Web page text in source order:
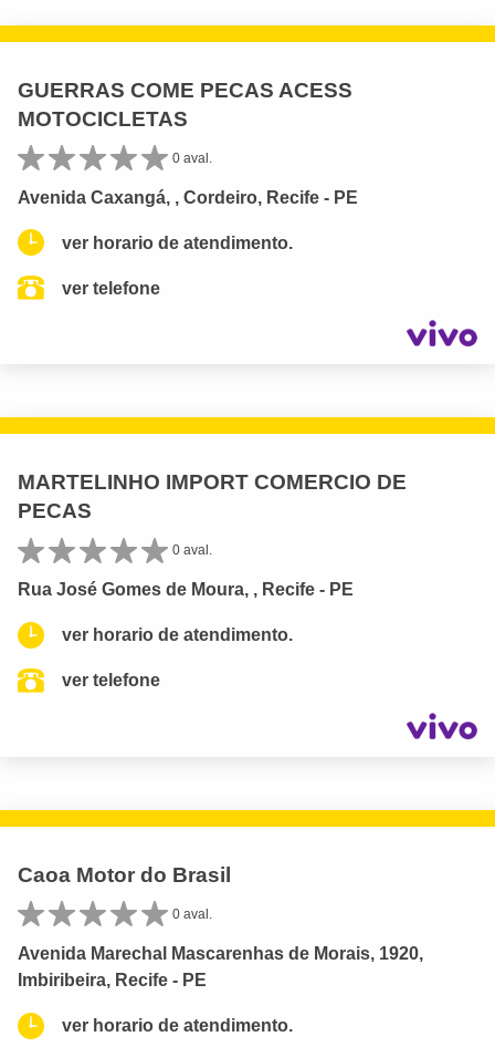
GUERRAS COME PECAS ACESS
MOTOCICLETAS
0 aval.
Avenida Caxangá, , Cordeiro, Recife - PE
ver horario de atendimento.
ver telefone
MARTELINHO IMPORT COMERCIO DE
PECAS
0 aval.
Rua José Gomes de Moura, , Recife - PE
ver horario de atendimento.
ver telefone
Caoa Motor do Brasil
0 aval.
Avenida Marechal Mascarenhas de Morais, 1920,
Imbiribeira, Recife - PE
ver horario de atendimento.